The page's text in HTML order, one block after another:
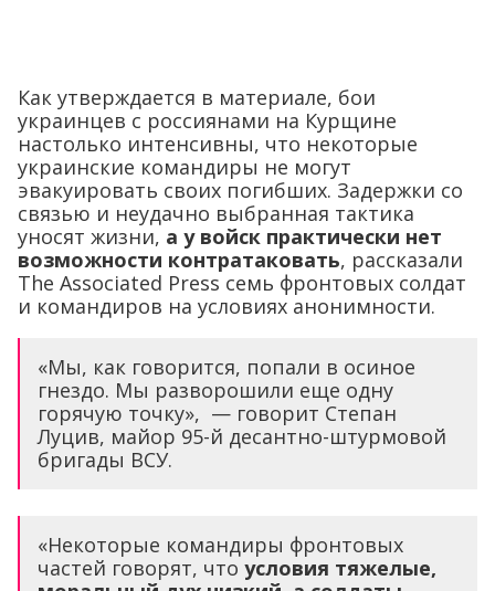
Как утверждается в материале, бои
украинцев с россиянами на Курщине
настолько интенсивны, что некоторые
украинские командиры не могут
эвакуировать своих погибших. Задержки со
связью и неудачно выбранная тактика
уносят жизни, а у войск практически нет
возможности контратаковать, рассказали
The Associated Press семь фронтовых солдат
и командиров на условиях анонимности.
«Мы, как говорится, попали в осиное
гнездо. Мы разворошили еще одну
горячую точку», — говорит Степан
Луцив, майор 95-й десантно-штурмовой
бригады ВСУ.
«Некоторые командиры фронтовых
частей говорят, что условия тяжелые,